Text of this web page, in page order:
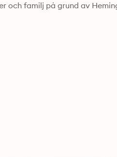
och familj på grund av